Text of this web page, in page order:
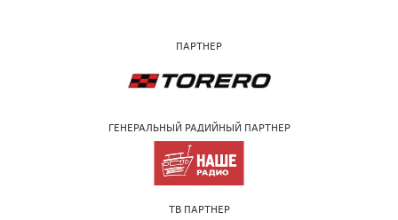
ПАРТНЕР
ГЕНЕРАЛЬНЫЙ РАДИЙНЫЙ ПАРТНЕР
ТВ ПАРТНЕР